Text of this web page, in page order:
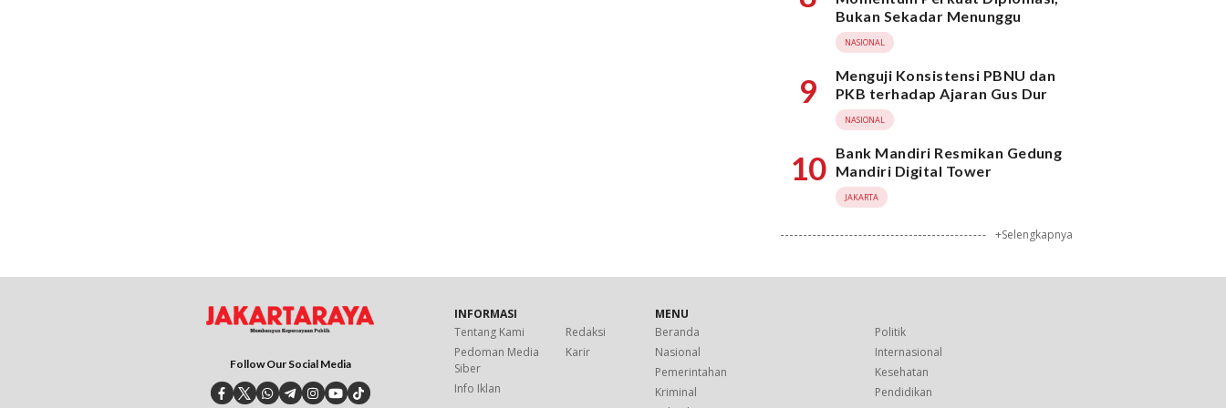
Bukan Sekadar Menunggu
NASIONAL
9
Menguji Konsistensi PBNU dan
PKB terhadap Ajaran Gus Dur
NASIONAL
10 Bank Mandiri Resmikan Gedung
Mandiri Digital Tower
JAKARTA
+Selengkapnya
Follow Our Social Media
INFORMASI
Tentang Kami
Redaksi
Pedoman Media
Siber
Karir
Info Iklan
MENU
Beranda
Politik
Nasional
Internasional
Pemerintahan
Kesehatan
Kriminal
Pendidikan